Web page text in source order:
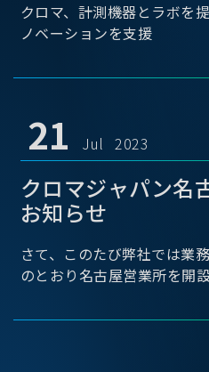
クロマ、計測機器とラボを
ノベーションを支援
21 Jul 2023
クロマジャパン名
お知らせ
さて、このたび弊社では業
のとおり名古屋営業所を開